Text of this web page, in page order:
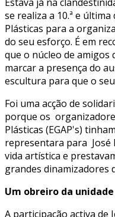
se realiza a 10.ª e
Plásticas para a
do seu esforço. É em
que o núcleo de amigos
marcar a presença do
escultura para que o
Foi uma acção de
porque os
Plásticas (EGAP's)
representara para José
vida artística e
grandes dinamizadores
Um obreiro da
A participação activa de